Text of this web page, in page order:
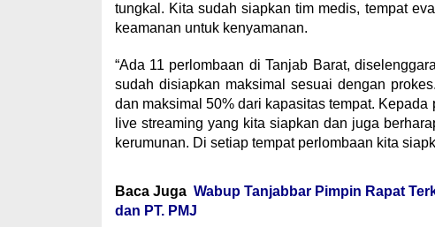
tungkal. Kita sudah siapkan tim medis, tempat
keamanan untuk kenyamanan.
“Ada 11 perlombaan di Tanjab Barat,
sudah disiapkan maksimal sesuai dengan
dan maksimal 50% dari kapasitas tempat.
live streaming yang kita siapkan dan juga
kerumunan. Di setiap tempat perlombaan kita
Baca Juga Wabup Tanjabbar Pimpin Rapat
dan PT. PMJ